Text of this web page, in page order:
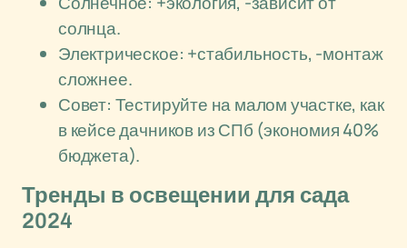
солнца.
Электрическое: +стабильность, -монтаж
сложнее.
Совет: Тестируйте на малом участке, как
в кейсе дачников из СПб (экономия 40%
бюджета).
Тренды в освещении для сада
2024